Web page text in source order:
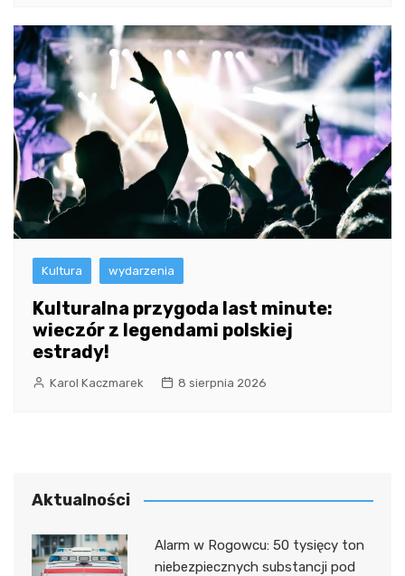
Kultura wydarzenia
Kulturalna przygoda last minute:
wieczór z legendami polskiej
estrady!
Karol Kaczmarek 8 sierpnia 2026
Aktualności
Alarm w Rogowcu: 50 tysięcy ton
niebezpiecznych substancji pod